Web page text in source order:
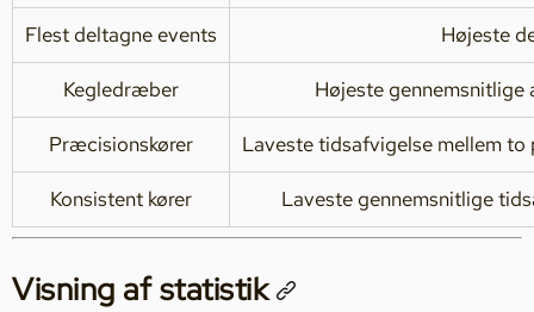
Flest deltagne events Højeste
Kegledræber Højeste gennemsnitlige
Præcisionskører Laveste tidsafvigelse mellem to
Konsistent kører Laveste gennemsnitlige
Visning af statistik